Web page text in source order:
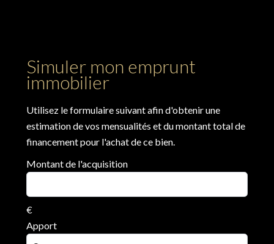
Simuler mon emprunt
immobilier
Utilisez le formulaire suivant afin d'obtenir une
estimation de vos mensualités et du montant total de
financement pour l'achat de ce bien.
Montant de l'acquisition
€
Apport